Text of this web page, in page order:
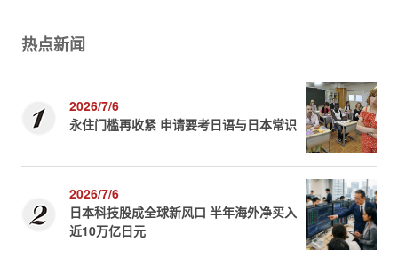
热点新闻
2026/7/6
永住门槛再收紧 申请要考日语与日本常识
2026/7/6
日本科技股成全球新风口 半年海外净买入
近10万亿日元